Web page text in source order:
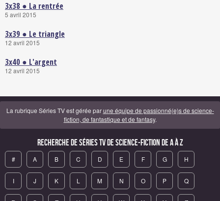
3x38 ● La rentrée
5 avril 2015
3x39 ● Le triangle
12 avril 2015
3x40 ● L'argent
12 avril 2015
La rubrique Séries TV est gérée parune équipe de passionné(e)s de science-
fiction, de fantastique et de fantasy.
Recherche de Séries TV de science-fiction de A à Z
# A B C D E F G H
I J K L M N O P Q